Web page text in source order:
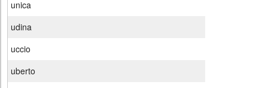
unica
udina
uccio
uberto